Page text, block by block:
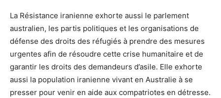
La Résistance iranienne exhorte aussi le parlement
australien, les partis politiques et les organisations de
défense des droits des réfugiés à prendre des mesures
urgentes afin de résoudre cette crise humanitaire et de
garantir les droits des demandeurs d’asile. Elle exhorte
aussi la population iranienne vivant en Australie à se
presser pour venir en aide aux compatriotes en détresse.